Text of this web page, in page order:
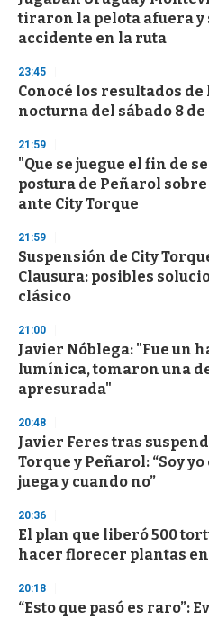
o
f
3
s
e
c
o
d
s
tiraron la pelota afuera y
accidente en la ruta
23:45
Conocé los resultados
nocturna del sábado 8 de
21:59
"Que se juegue el fin de
postura de Peñarol
ante City Torque
21:59
Suspensión de City
Clausura: posibles
clásico
21:00
Javier Nóblega: "Fue un
lumínica, tomaron una
apresurada"
20:48
Javier Feres tras
Torque y Peñarol: “Soy
juega y cuando no”
20:36
El plan que liberó 500
hacer florecer plantas
20:18
“Esto que pasó es raro”: